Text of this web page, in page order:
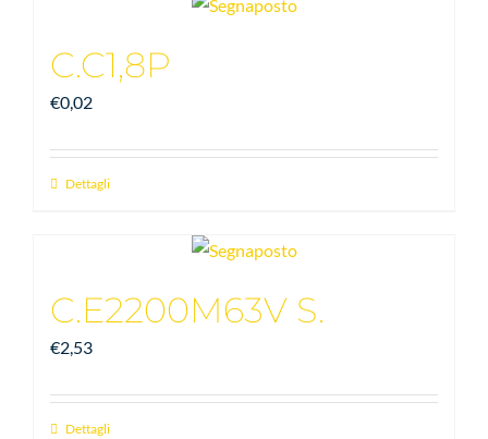
C.C1,8P
€0,02
Dettagli
C.E2200M63V S.
€2,53
Dettagli